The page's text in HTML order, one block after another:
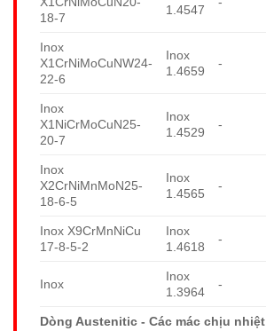
18-7
1.4547
Inox
X1CrNiMoCuNW24-
22-6
Inox
1.4659
-
Inox
X1NiCrMoCuN25-
20-7
Inox
1.4529
-
Inox
X2CrNiMnMoN25-
18-6-5
Inox
1.4565
-
Inox X9CrMnNiCu
17-8-5-2
Inox
1.4618
-
Inox
Inox
1.3964
-
Dòng Austenitic - Các mác chịu nhiệt